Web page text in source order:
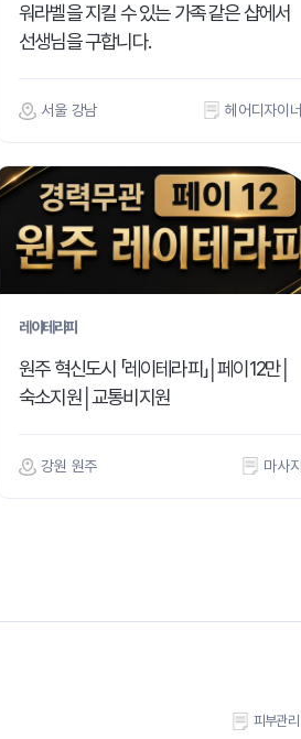
워라벨을 지킬 수 있는 가족 같은 샵에서
선생님을 구합니다.
서울 강남 헤어디자이너
레이테라피
원주 혁신도시 「레이테라피」│페이12만│
숙소지원│교통비지원
강원 원주 마사지
피부관리